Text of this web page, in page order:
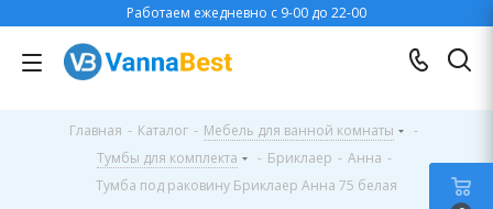
Работаем ежедневно с 9-00 до 22-00
Главная - Каталог - Мебель для ванной комнаты
-
Тумбы для комплекта
- Бриклаер - Анна -
Тумба под раковину Бриклаер Анна 75 белая